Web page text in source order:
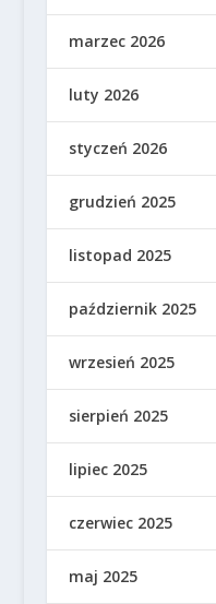
marzec 2026
luty 2026
styczeń 2026
grudzień 2025
listopad 2025
październik 2025
wrzesień 2025
sierpień 2025
lipiec 2025
czerwiec 2025
maj 2025